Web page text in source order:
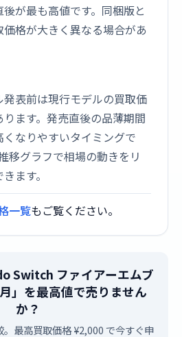
が最も高値です。同梱版と
格が大きく異なる場合があ
表前は現行モデルの買取価
ます。発売直後の品薄期間
なりやすいタイミングで
移グラフで相場の動きをリ
ます。
一覧もご覧ください。
Switch ファイアーエムブ
」を最高値で売りません
か？
最高買取価格 ¥2,000 で今すぐ申